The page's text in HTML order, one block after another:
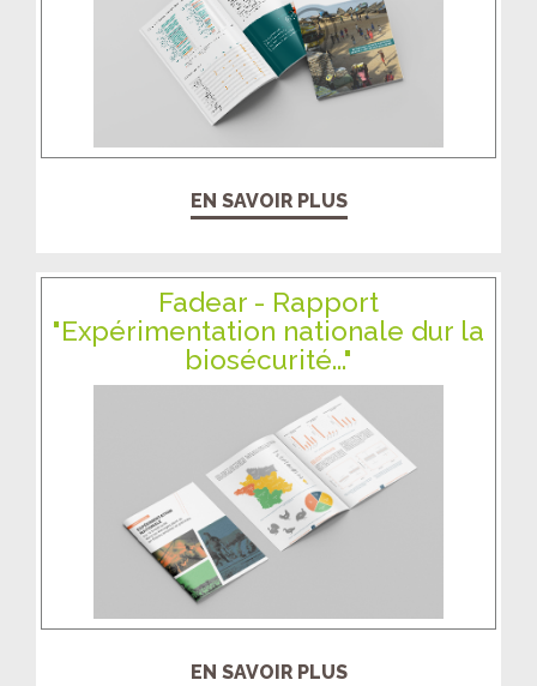
EN SAVOIR PLUS
Fadear - Rapport
"Expérimentation nationale dur la
biosécurité..."
EN SAVOIR PLUS